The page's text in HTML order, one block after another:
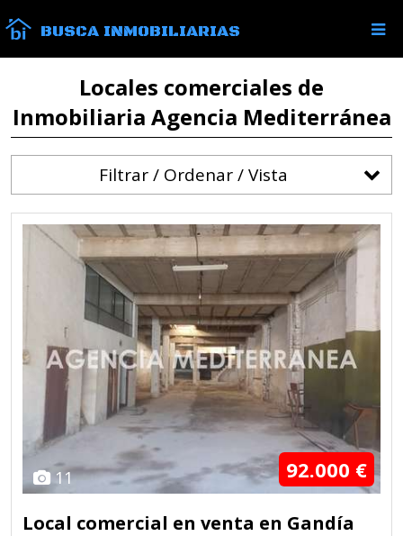
BUSCA INMOBILIARIAS
Locales comerciales de
Inmobiliaria Agencia Mediterránea
Filtrar / Ordenar / Vista
11 92.000 €
Local comercial en venta en Gandía